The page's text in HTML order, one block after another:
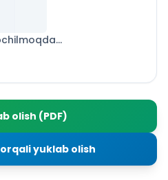
mashqlar
hosil qilish
olish (PDF)
yuklab olish